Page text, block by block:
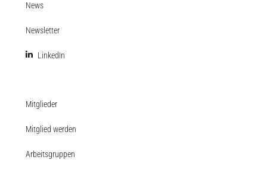
News
Newsletter
LinkedIn
Mitglieder
Mitglied werden
Arbeitsgruppen